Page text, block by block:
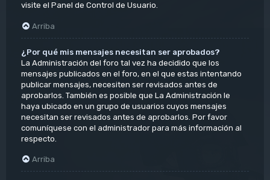
visite el Panel de Control de Usuario.
Arriba
¿Por qué mis mensajes necesitan ser aprobados?
La Administración del foro tal vez ha decidido que los
mensajes publicados en el foro, en el que estas intentando
publicar mensajes, necesiten ser revisados antes de
aprobarlos. También es posible que La Administración le
haya ubicado en un grupo de usuarios cuyos mensajes
necesitan ser revisados antes de aprobarlos. Por favor
comuníquese con el administrador para más información al
respecto.
Arriba